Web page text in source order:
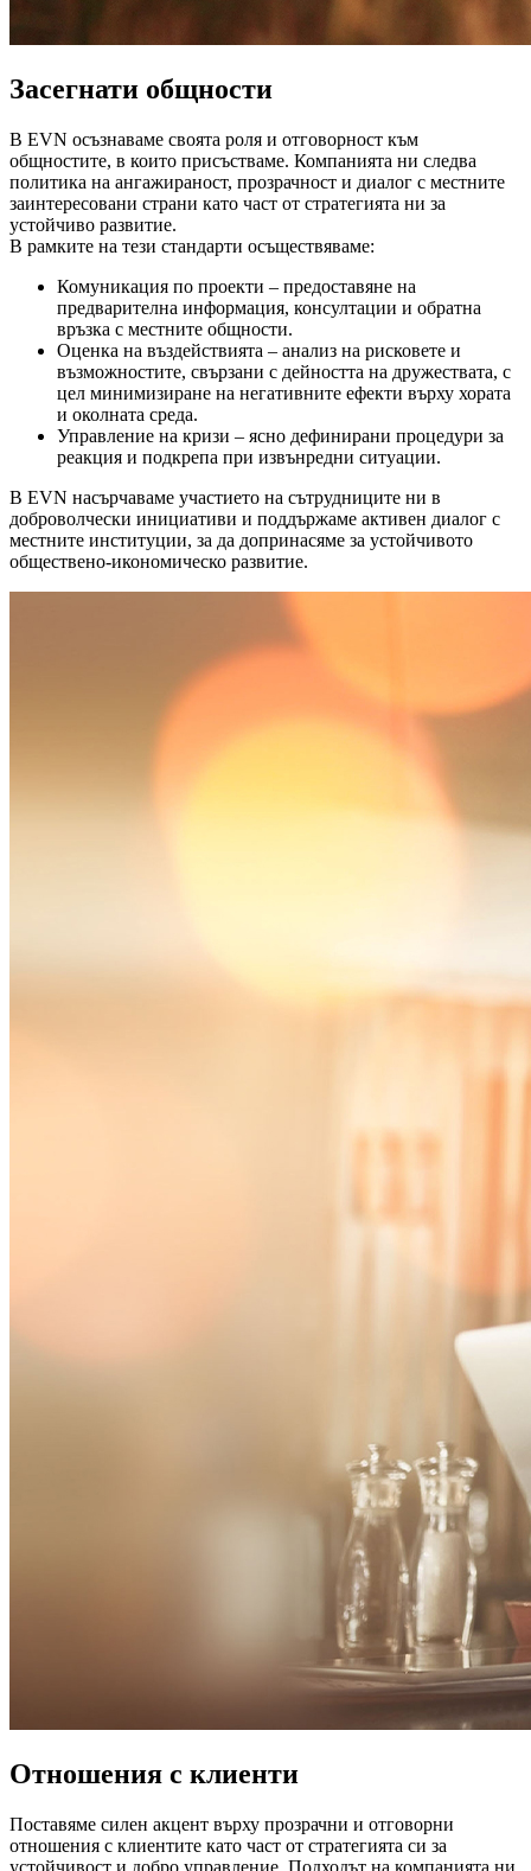
Засегнати общности
В EVN осъзнаваме своята роля и отговорност към
общностите, в които присъстваме. Компанията ни следва
политика на ангажираност, прозрачност и диалог с местните
заинтересовани страни като част от стратегията ни за
устойчиво развитие.
В рамките на тези стандарти осъществяваме:
Комуникация по проекти – предоставяне на
предварителна информация, консултации и обратна
връзка с местните общности.
Оценка на въздействията – анализ на рисковете и
възможностите, свързани с дейността на дружествата, с
цел минимизиране на негативните ефекти върху хората
и околната среда.
Управление на кризи – ясно дефинирани процедури за
реакция и подкрепа при извънредни ситуации.
В EVN насърчаваме участието на сътрудниците ни в
доброволчески инициативи и поддържаме активен диалог с
местните институции, за да допринасяме за устойчивото
обществено-икономическо развитие.
Отношения с клиенти
Поставяме силен акцент върху прозрачни и отговорни
отношения с клиентите като част от стратегията си за
устойчивост и добро управление. Подходът на компанията ни